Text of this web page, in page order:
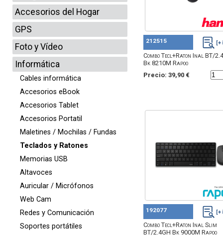
Accesorios del Hogar
GPS
Foto y Vídeo
Informática
Cables informática
Accesorios eBook
Accesorios Tablet
Accesorios Portatil
Maletines / Mochilas / Fundas
Teclados y Ratones
Memorias USB
Altavoces
Auricular / Micrófonos
Web Cam
Redes y Comunicación
Soportes portátiles
212515
Combo Tecl+Raton Inal BT/
Bk 8210M Rapoo
Precio: 39,90 €
192077
Combo Tecl+Raton Inal Slim
BT/2.4GH Bk 9000M Rapoo